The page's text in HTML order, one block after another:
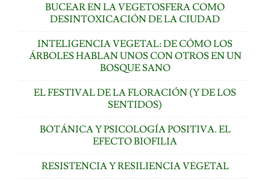
BUCEAR EN LA VEGETOSFERA COMO
DESINTOXICACIÓN DE LA CIUDAD
INTELIGENCIA VEGETAL: DE CÓMO LOS
ÁRBOLES HABLAN UNOS CON OTROS EN UN
BOSQUE SANO
EL FESTIVAL DE LA FLORACIÓN (Y DE LOS
SENTIDOS)
BOTÁNICA Y PSICOLOGÍA POSITIVA. EL
EFECTO BIOFILIA
RESISTENCIA Y RESILIENCIA VEGETAL